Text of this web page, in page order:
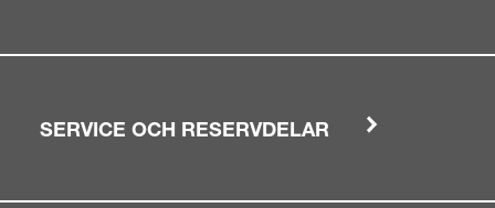
SERVICE OCH RESERVDELAR